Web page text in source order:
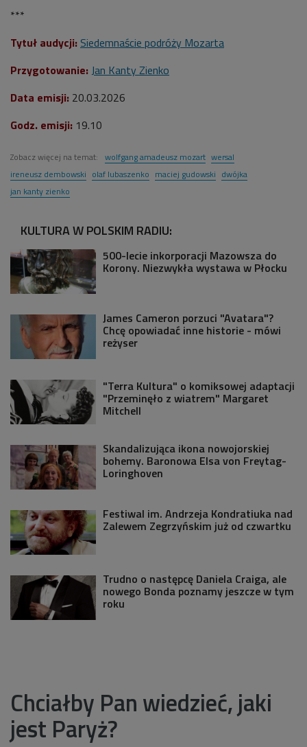
***
Tytuł audycji: Siedemnaście podróży Mozarta
Przygotowanie: Jan Kanty Zienko
Data emisji: 20.03.2026
Godz. emisji: 19.10
Zobacz więcej na temat: wolfgang amadeusz mozart wersal
ireneusz dembowski olaf lubaszenko maciej gudowski dwójka
jan kanty zienko
KULTURA W POLSKIM RADIU:
500-lecie inkorporacji Mazowsza do
Korony. Niezwykła wystawa w Płocku
James Cameron porzuci "Avatara"?
Chcę opowiadać inne historie - mówi
reżyser
"Terra Kultura" o komiksowej adaptacji
"Przeminęło z wiatrem" Margaret
Mitchell
Skandalizująca ikona nowojorskiej
bohemy. Baronowa Elsa von Freytag-
Loringhoven
Festiwal im. Andrzeja Kondratiuka nad
Zalewem Zegrzyńskim już od czwartku
Trudno o następcę Daniela Craiga, ale
nowego Bonda poznamy jeszcze w tym
roku
Chciałby Pan wiedzieć, jaki
jest Paryż?